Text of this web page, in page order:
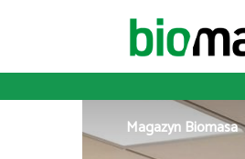
Magazyn Biomasa